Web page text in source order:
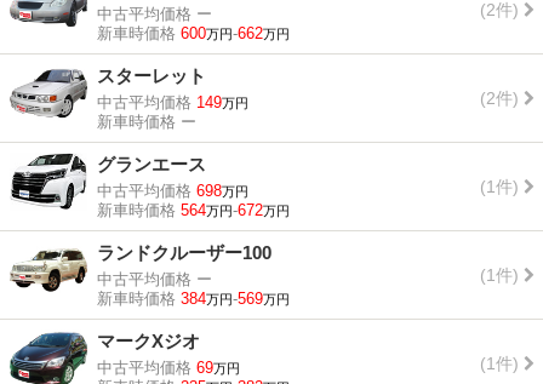
中古平均価格 ー
新車時価格 600万円-662万円
(2件)
スターレット
中古平均価格 149万円
新車時価格 ー
(2件)
グランエース
中古平均価格 698万円
新車時価格 564万円-672万円
(1件)
ランドクルーザー100
中古平均価格 ー
新車時価格 384万円-569万円
(1件)
マークXジオ
中古平均価格 69万円 (1件)